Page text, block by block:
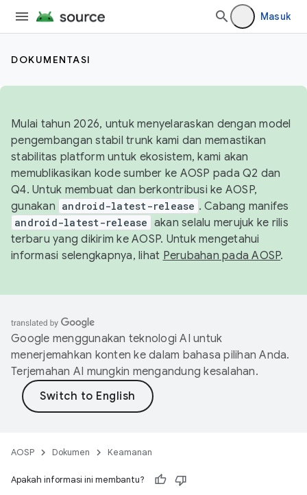
Masuk
DOKUMENTASI
Mulai tahun 2026, untuk menyelaraskan dengan model
pengembangan stabil trunk kami dan memastikan
stabilitas platform untuk ekosistem, kami akan
memublikasikan kode sumber ke AOSP pada Q2 dan
Q4. Untuk membuat dan berkontribusi ke AOSP,
gunakan android-latest-release . Cabang manifes
android-latest-release akan selalu merujuk ke rilis
terbaru yang dikirim ke AOSP. Untuk mengetahui
informasi selengkapnya, lihat Perubahan pada AOSP.
Google menggunakan teknologi AI untuk
menerjemahkan konten ke dalam bahasa pilihan Anda.
Terjemahan AI mungkin mengandung kesalahan.
AOSP Dokumen Keamanan
Apakah informasi ini membantu?